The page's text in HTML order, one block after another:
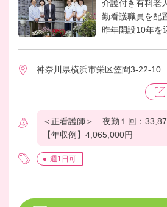
介護付き有料老
勤看護職員を配
昨年開設10年を
自立度が高い方
の公園や駅や
者にも職員にも
現入居者様は比
かけされるよう
ビリや相談も手
神奈川県横浜市栄区笠間3-22-10
＜正看護師＞ 夜勤１回：
【年収例】4,065,000円
週1日可